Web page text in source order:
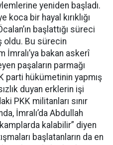
yeniden başladı.
bir hayal kırıklığı
başlattığı süreci
oldu. Bu sürecin
İmralı’ya bakan askerî
paşaların parmağı
parti hükümetinin yapmış
duyan erklerin işi
PKK militanları sınır
İmralı’da Abdullah
kalabilir” diyen
başlatanların da en